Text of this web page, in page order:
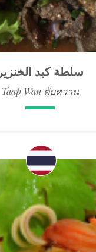
سلطة كبد الخنزير
Taap Wan ตับหวาน